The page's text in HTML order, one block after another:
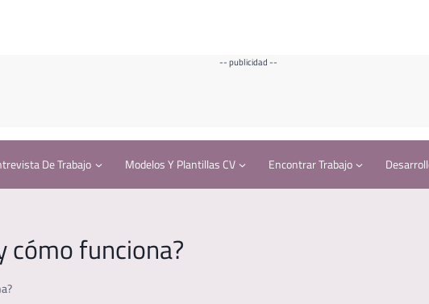
-- publicidad --
De Trabajo Modelos Y Plantillas CV Encontrar Trabajo
cómo funciona?